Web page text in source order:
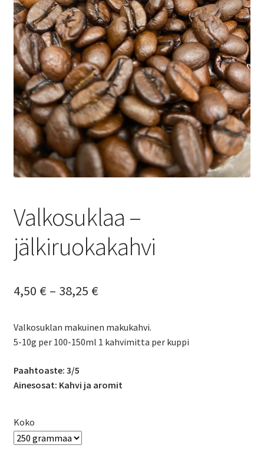
Yrityksille
Valkosuklaa –
jälkiruokakahvi
4,50 € – 38,25 €Hintaluokka:
-
Valkosuklan makuinen makukahvi.
5-10g per 100-150ml 1 kahvimitta per kuppi
Paahtoaste: 3/5
Ainesosat: Kahvi ja aromit
Koko